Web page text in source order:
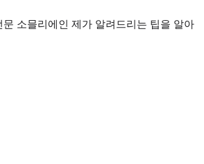
소믈리에인 제가 알려드리는 팁을 알아